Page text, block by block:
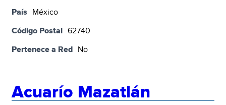
País México
Código Postal 62740
Pertenece a Red No
Acuarío Mazatlán